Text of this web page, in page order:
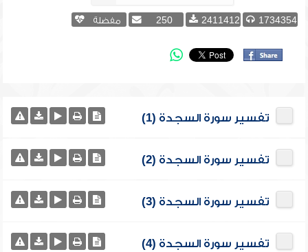
1734354
2411412
250 مفضلة
تفسير سورة السجدة (1)
تفسير سورة السجدة (2)
تفسير سورة السجدة (3)
تفسير سورة السجدة (4)